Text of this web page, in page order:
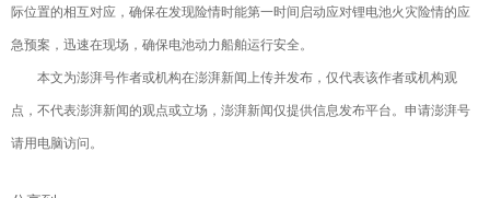
际位置的相互对应，确保在发现险情时能第一时间启动应对锂电池火灾险情的应
急预案，迅速在现场，确保电池动力船舶运行安全。
本文为澎湃号作者或机构在澎湃新闻上传并发布，仅代表该作者或机构观
点，不代表澎湃新闻的观点或立场，澎湃新闻仅提供信息发布平台。申请澎湃号
请用电脑访问。